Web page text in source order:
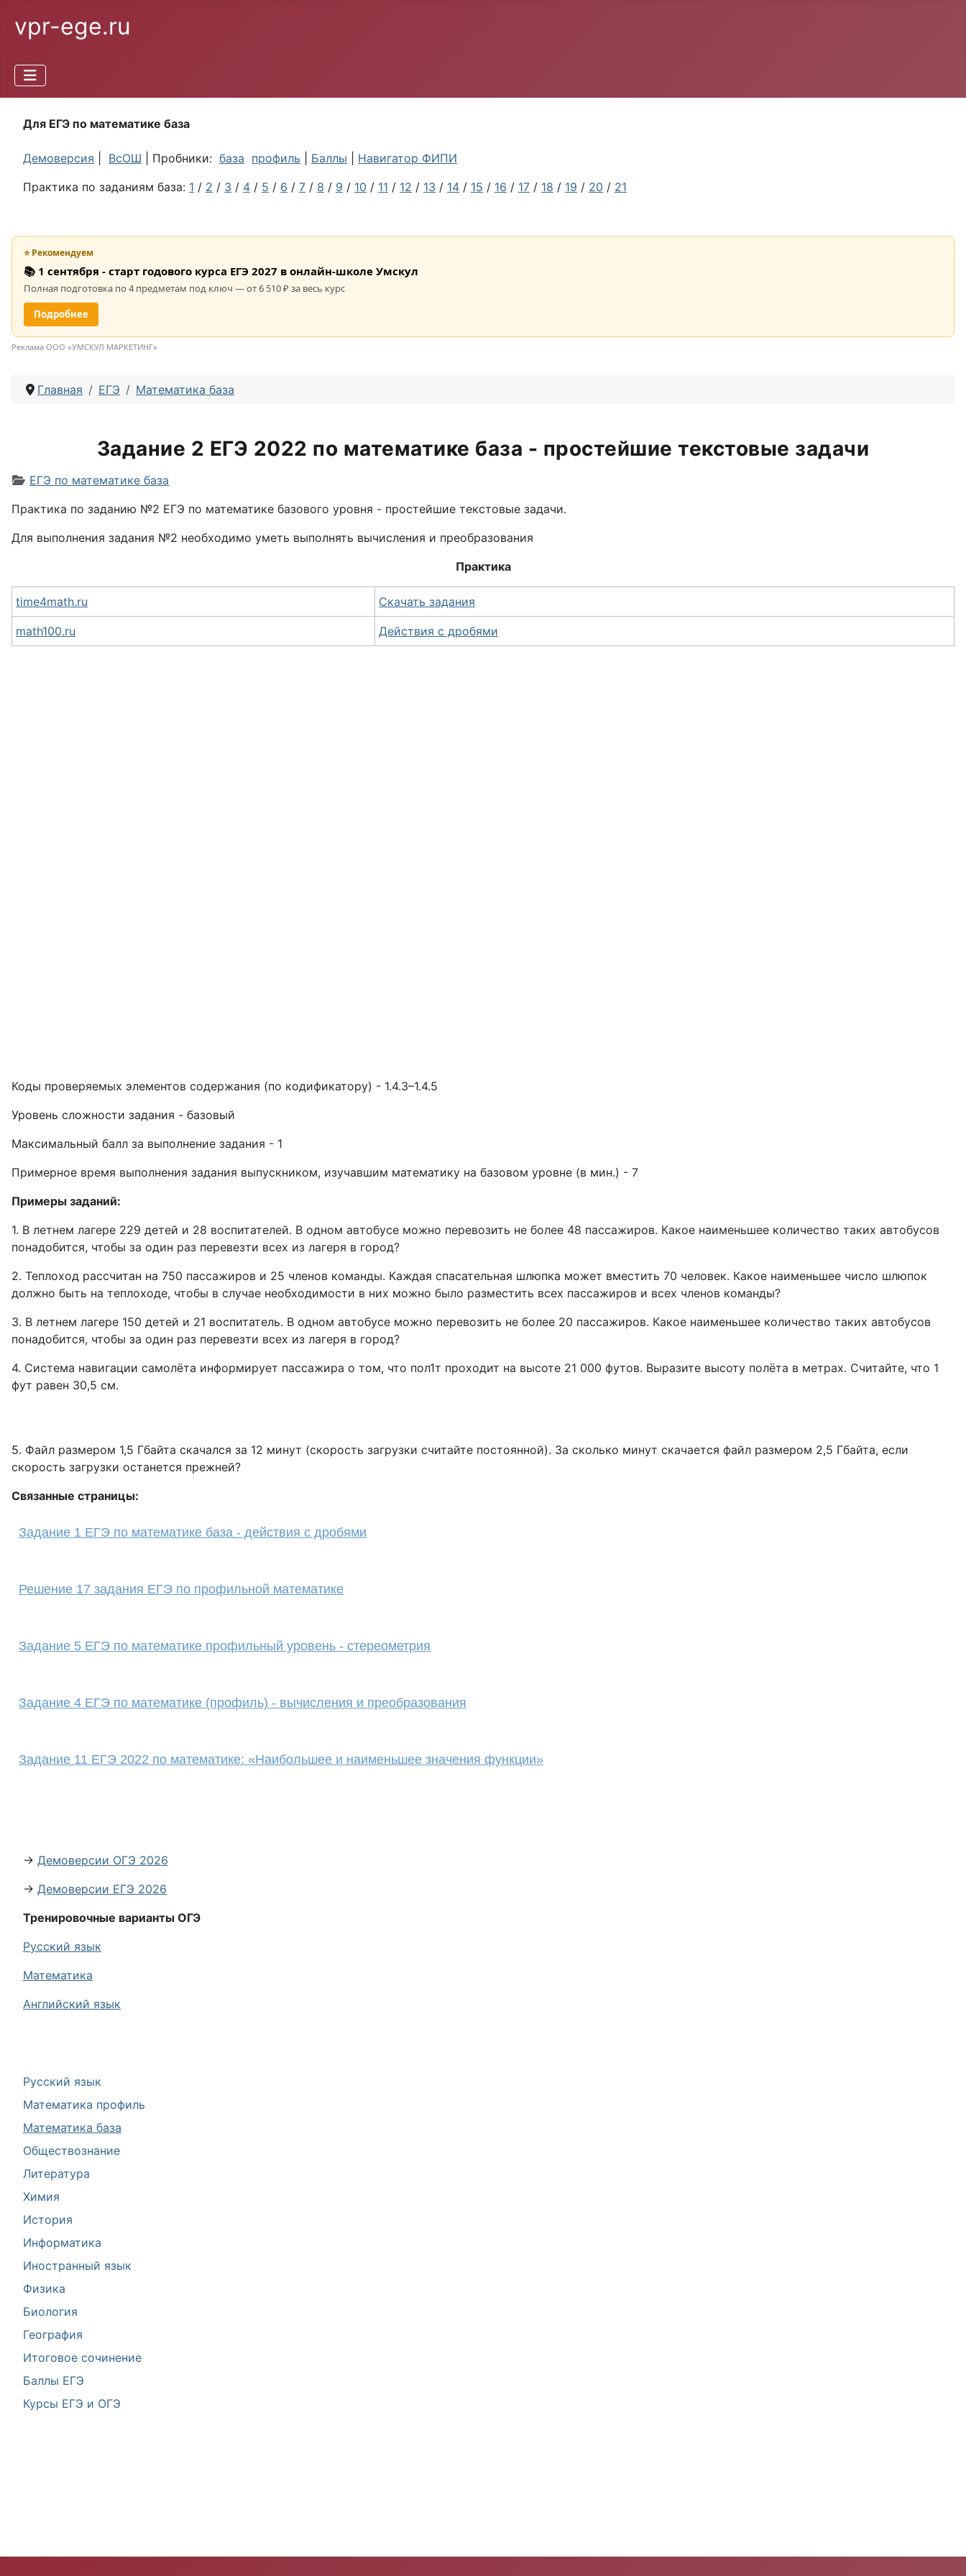
vpr-ege.ru
Для ЕГЭ по математике база
Демоверсия ВсОШ | Пробники: база профиль Баллы
Навигатор ФИПИ
Практика по заданиям база: 1 / 2 / 3 / 4 / 5 / 6 / 7 / 8 / 9 / 10 / 11 / 12 / 13 / 14 / 15 / 16 / 17 / 18 / 19 / 20 / 21
Русский язык
Математика профиль
Математика база
Обществознание
Литература
Химия
История
Информатика
Иностранный язык
Физика
Биология
География
Итоговое сочинение
Баллы ЕГЭ
Курсы ЕГЭ и ОГЭ
⭐ Рекомендуем
📚 1 сентября - старт годового курса ЕГЭ 2027 в онлайн-школе Умскул
Полная подготовка по 4 предметам под ключ — от 6 510 ₽ за весь курс
Подробнее
Реклама ООО «УМСКУЛ МАРКЕТИНГ»
Главная ЕГЭ Математика база
Задание 2 ЕГЭ 2022 по математике база - про­стей­шие текстовые задачи
Информация о материале
ЕГЭ по математике база
Практика по заданию №2 ЕГЭ по математике базового уровня - про­стей­шие текстовые задачи.
Для выполнения задания №2 необходимо уметь выполнять вычисления и преобразования
Практика
time4math.ru Скачать задания
math100.ru Действия с дробями
Коды проверяемых элементов содержания (по кодификатору) - 1.4.3–1.4.5
Уровень сложности задания - базовый
Максимальный балл за выполнение задания - 1
Примерное время выполнения задания выпускником, изучавшим математику на базовом уровне (в мин.) - 7
Примеры заданий:
1. В летнем лагере 229 детей и 28 воспитателей. В одном автобусе можно перевозить не более 48 пассажиров. Какое наименьшее количество таких автобусов
понадобится, чтобы за один раз перевезти всех из лагеря в город?
2. Теплоход рассчитан на 750 пассажиров и 25 членов команды. Каждая спасательная шлюпка может вместить 70 человек. Какое наименьшее число шлюпок
должно быть на теплоходе, чтобы в случае необходимости в них можно было разместить всех пассажиров и всех членов команды?
3. В летнем лагере 150 детей и 21 воспитатель. В одном автобусе можно перевозить не более 20 пассажиров. Какое наименьшее количество таких автобусов
понадобится, чтобы за один раз перевезти всех из лагеря в город?
4. Система навигации самолёта информирует пассажира о том, что пол1т проходит на высоте 21 000 футов. Выразите высоту полёта в метрах. Считайте, что 1
фут равен 30,5 см.
5. Файл размером 1,5 Гбайта скачался за 12 минут (скорость загрузки считайте постоянной). За сколько минут скачается файл размером 2,5 Гбайта, если
скорость загрузки останется прежней?
Связанные страницы:
Задание 1 ЕГЭ по математике база - действия с дробями
Решение 17 задания ЕГЭ по профильной математике
Задание 5 ЕГЭ по математике профильный уровень - стереометрия
Задание 4 ЕГЭ по математике (профиль) - вычисления и преобразования
Задание 11 ЕГЭ 2022 по математике: «Наибольшее и наименьшее значения функции»
→ Демоверсии ОГЭ 2026
→ Демоверсии ЕГЭ 2026
Тренировочные варианты ОГЭ
Русский язык
Математика
Английский язык